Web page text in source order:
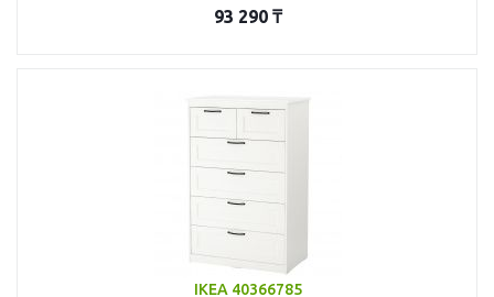
93 290₸
IKEA 40366785